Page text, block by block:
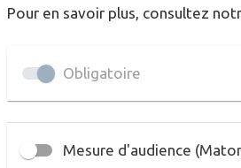
Pour en savoir plus, consultez
Obligatoire
Mesure d'audience